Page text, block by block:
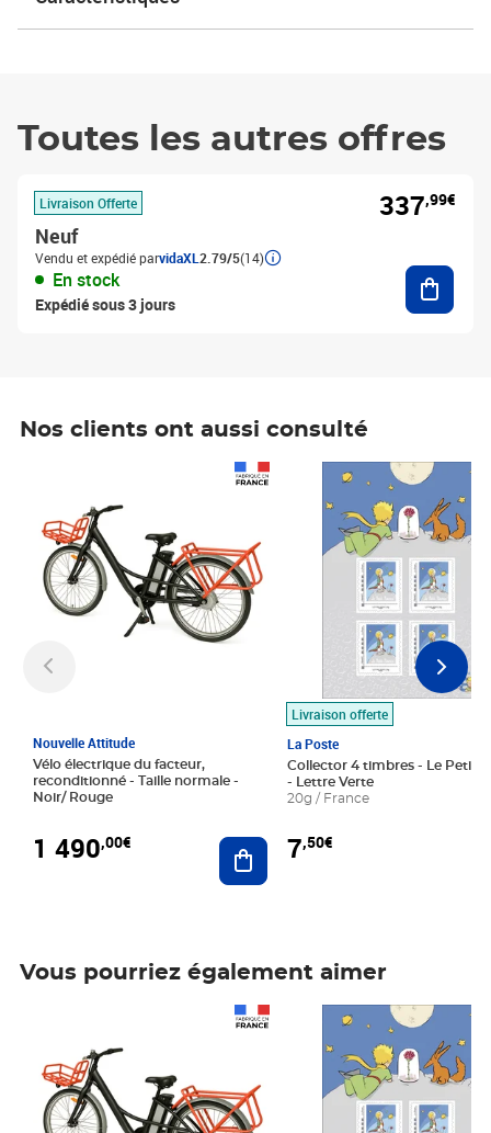
Toutes les autres offres
Livraison Offerte
Neuf
Vendu et expédié parvidaXL 2.79/5(14)
En stock
Expédié sous 3 jours
337,99€
Nos clients ont aussi consulté
Nouvelle Attitude
Vélo électrique du facteur,
reconditionné - Taille normale -
Noir/ Rouge
1 490,00€ Ajouter au panier
Livraison offerte
La Poste
Collector 4 timbres - Le Petit
- Lettre Verte
20g / France
7,50€
Prix 7,50€
Vous pourriez également aimer
Prix 7,50€